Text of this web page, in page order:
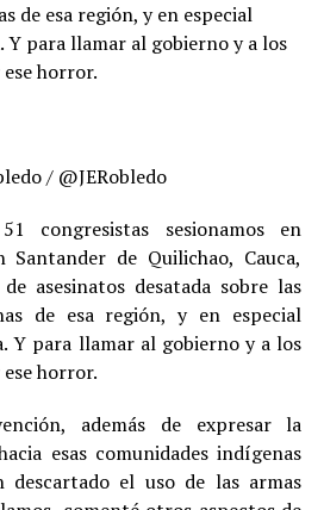
de esa región, y en especial
Y para llamar al gobierno y a los
horror.
/ @JERobledo
congresistas sesionamos en
Santander de Quilichao, Cauca,
asesinatos desatada sobre las
de esa región, y en especial
Y para llamar al gobierno y a los
horror.
además de expresar la
esas comunidades indígenas
descartado el uso de las armas